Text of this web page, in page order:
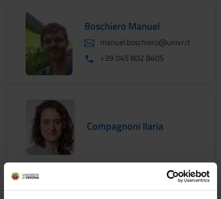
Boschiero Manuel
manuel.boschiero@univr.it
+39 045 802 8405
Compagnoni Ilaria
De Beni Matteo